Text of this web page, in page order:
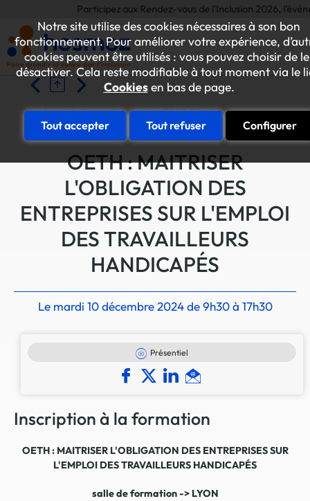
Notre site utilise des cookies nécessaires à son bon
fonctionnement. Pour améliorer votre expérience,
cookies peuvent être utilisés : vous pouvez choisir de
désactiver. Cela reste modifiable à tout moment via le
Cookiesen bas de page.
Tout accepter Tout refuser Configurer
Participez aux Rendez-vous de l'Inclusion 2026,
Accueil Les formations ESAT-EA Accompagner
OETH : MAITRISER
L'OBLIGATION DES
ENTREPRISES SUR L'EMPLOI
DES TRAVAILLEURS
HANDICAPÉS
Le mardi 10 décembre 2024 de 9h30 à 17h30
Présentiel
Inscription à la formation
OETH : MAITRISER L'OBLIGATION DES ENTREPRISES SUR
L'EMPLOI DES TRAVAILLEURS HANDICAPÉS
salle de formation -> LYON